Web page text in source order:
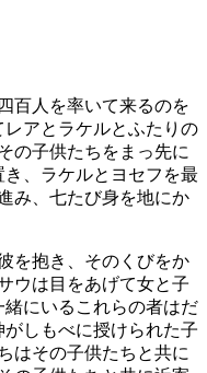
百人を率いて来るのを
アとラケルとふたりの
の子供たちをまっ先に
、ラケルとヨセフを最
み、七たび身を地にか
を抱き、そのくびをか
ウは目をあげて女と子
にいるこれらの者はだ
しもべに授けられた子
はその子供たちと共に